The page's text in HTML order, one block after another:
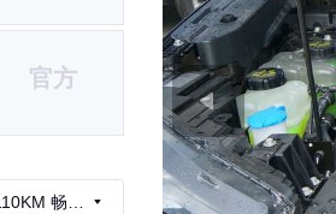
官方
畅行